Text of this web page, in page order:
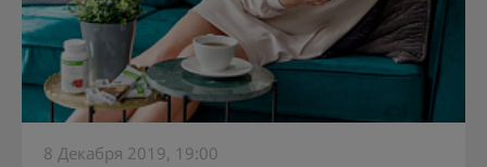
8 Декабря 2019, 19:00